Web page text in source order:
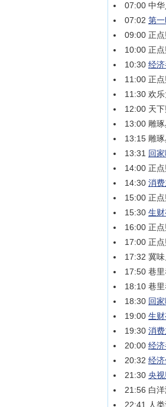
07:00 中
07:02 第
09:00 正
10:00 正
10:30 经
11:00 正
11:30 欢
12:00 天
13:00 雕
13:15 雕
13:31 回
14:00 正
14:30 消
15:00 正
15:30 生
16:00 正
17:00 正
17:32 冀
17:50 巷
18:10 巷
18:30 回
19:00 生
19:30 消
20:00 经
20:32 经
21:30 央
21:56 白
22:41 人